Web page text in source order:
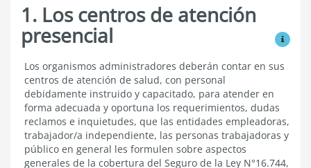
1. Los centros de atención
presencial Ver
Los
centros
de
atención
presencial
Los organismos administradores deberán contar en sus
centros de atención de salud, con personal
debidamente instruido y capacitado, para atender en
forma adecuada y oportuna los requerimientos, dudas
reclamos e inquietudes, que las entidades empleadoras,
trabajador/a independiente, las personas trabajadoras y
público en general les formulen sobre aspectos
generales de la cobertura del Seguro de la Ley N°16.744,